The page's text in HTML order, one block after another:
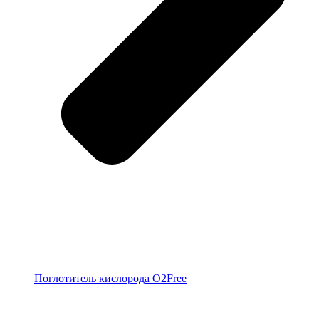
Поглотитель кислорода O2Free